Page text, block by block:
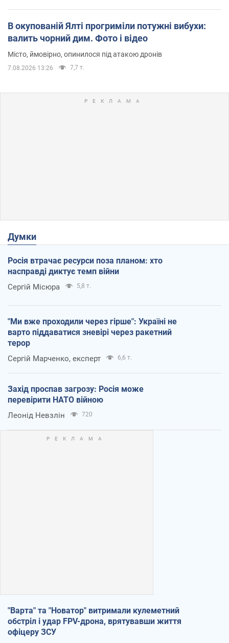
В окупованій Ялті прогриміли потужні вибухи:
валить чорний дим. Фото і відео
Місто, ймовірно, опинилося під атакою дронів
7.08.2026 13:26 7,7 т.
Думки
Росія втрачає ресурси поза планом: хто
насправді диктує темп війни
Сергій Місюра 5,8 т.
"Ми вже проходили через гірше": Україні не
варто піддаватися зневірі через ракетний
терор
Сергій Марченко, експерт 6,6 т.
Захід проспав загрозу: Росія може
перевірити НАТО війною
Леонід Невзлін 720
"Варта" та "Новатор" витримали кулеметний
обстріл і удар FPV-дрона, врятувавши життя
офіцеру ЗСУ